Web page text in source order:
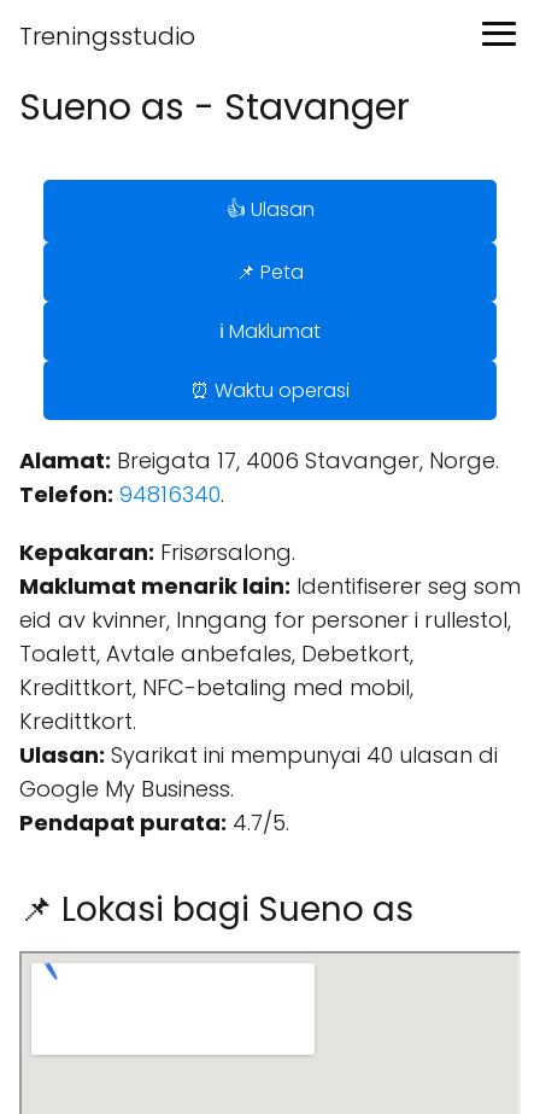
Treningsstudio
Sueno as - Stavanger
👍 Ulasan
📌 Peta
ℹ️ Maklumat
⏰ Waktu operasi
Alamat: Breigata 17, 4006 Stavanger, Norge.
Telefon: 94816340.
Kepakaran: Frisørsalong.
Maklumat menarik lain: Identifiserer seg som
eid av kvinner, Inngang for personer i rullestol,
Toalett, Avtale anbefales, Debetkort,
Kredittkort, NFC-betaling med mobil,
Kredittkort.
Ulasan: Syarikat ini mempunyai 40 ulasan di
Google My Business.
Pendapat purata: 4.7/5.
📌 Lokasi bagi Sueno as